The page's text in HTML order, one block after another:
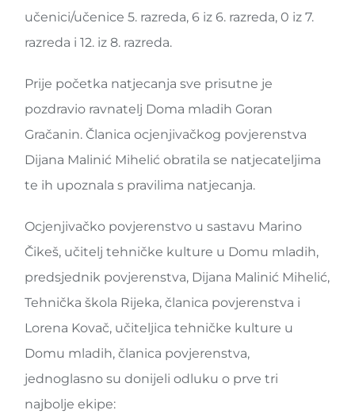
učenici/učenice 5. razreda, 6 iz 6. razreda, 0 iz 7.
razreda i 12. iz 8. razreda.
Prije početka natjecanja sve prisutne je
pozdravio ravnatelj Doma mladih Goran
Gračanin. Članica ocjenjivačkog povjerenstva
Dijana Malinić Mihelić obratila se natjecateljima
te ih upoznala s pravilima natjecanja.
Ocjenjivačko povjerenstvo u sastavu Marino
Čikeš, učitelj tehničke kulture u Domu mladih,
predsjednik povjerenstva, Dijana Malinić Mihelić,
Tehnička škola Rijeka, članica povjerenstva i
Lorena Kovač, učiteljica tehničke kulture u
Domu mladih, članica povjerenstva,
jednoglasno su donijeli odluku o prve tri
najbolje ekipe: